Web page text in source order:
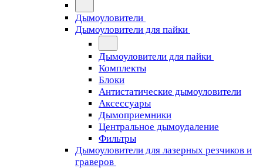
Дымоуловители
Дымоуловители для пайки
Дымоуловители для пайки
Комплекты
Блоки
Антистатические дымоуловители
Аксессуары
Дымоприемники
Центральное дымоудаление
Фильтры
Дымоуловители для лазерных резчиков и
граверов